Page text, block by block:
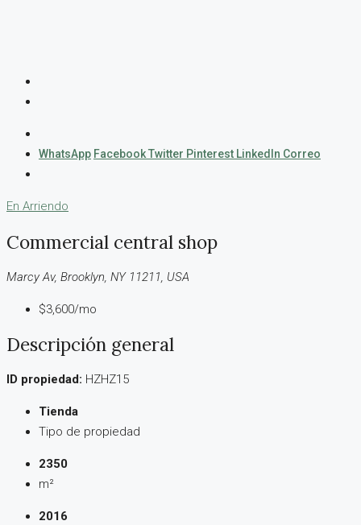
WhatsApp FacebookTwitter Pinterest LinkedIn Correo
En Arriendo
Commercial central shop
Marcy Av, Brooklyn, NY 11211, USA
$3,600/mo
Descripción general
ID propiedad: HZHZ15
Tienda
Tipo de propiedad
2350
m²
2016